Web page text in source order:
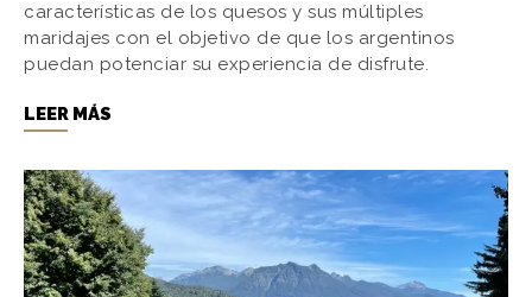
características de los quesos y sus múltiples
maridajes con el objetivo de que los argentinos
puedan potenciar su experiencia de disfrute.
LEER MÁS